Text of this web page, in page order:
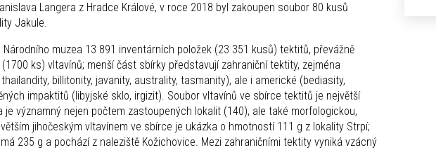
Langera z Hradce Králové, v roce 2018 byl zakoupen soubor 80 kusů
Jakule.
muzea 13 891 inventárních položek (23 351 kusů) tektitů, převážně
ks) vltavínů; menší část sbírky představují zahraniční tektity, zejména
billitonity, javanity, australity, tasmanity), ale i americké (bediasity,
impaktitů (libyjské sklo, irgizit). Soubor vltavínů ve sbírce tektitů je největší
významný nejen počtem zastoupených lokalit (140), ale také morfologickou,
jihočeským vltavínem ve sbírce je ukázka o hmotností 111 g z lokality Strpí;
235 g a pochází z naleziště Kožichovice. Mezi zahraničními tektity vyniká vzácný